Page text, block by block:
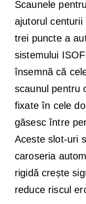
Scaunele
ajutorul
trei puncte a
sistemului
însemnă că
scaunul pentru
fixate în cele
găsesc între
Aceste slot-uri
caroseria
rigidă crește
reduce riscul